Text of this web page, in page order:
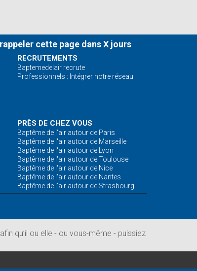
cette page dans X jours
RECRUTEMENTS
Baptemedelair recrute
Professionnels : Intégrer notre réseau
PRÈS DE CHEZ VOUS
Baptême de l'air autour de Paris
Baptême de l'air autour de Marseille
Baptême de l'air autour de Lyon
Baptême de l'air autour de Toulouse
Baptême de l'air autour de Nice
Baptême de l'air autour de Nantes
Baptême de l'air autour de Strasbourg
qu’il ou elle - ou vous-même - puissiez